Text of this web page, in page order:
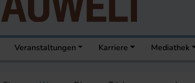
Veranstaltungen Karriere Mediathek